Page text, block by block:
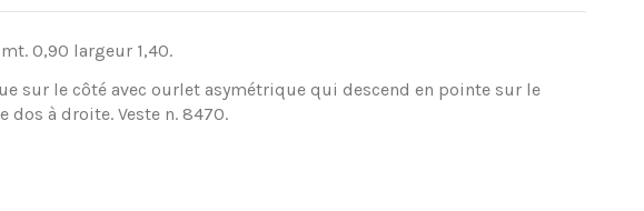
0,90 largeur 1,40.
sur le côté avec ourlet asymétrique qui descend en pointe sur le
dos à droite. Veste n. 8470.